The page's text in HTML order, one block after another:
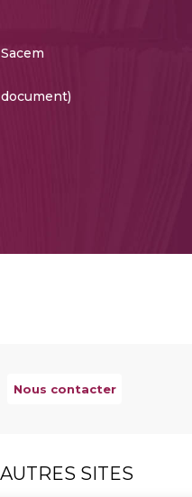
Nous contacter
AUTRES SITES